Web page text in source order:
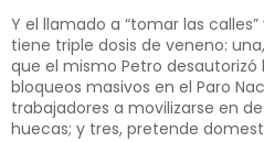
Y el llamado a “tomar las
tiene triple dosis de veneno:
que el mismo Petro
bloqueos masivos en el Paro
trabajadores a movilizarse en
huecas; y tres, pretende